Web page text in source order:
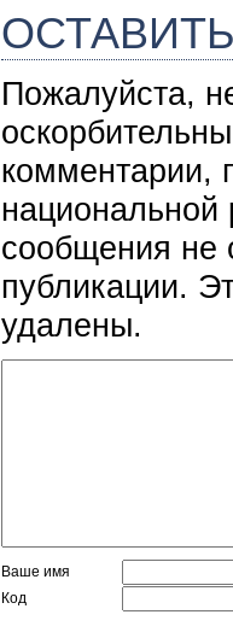
Пожалуйста,
комментарии,
национальной
сообщения не
публикации.
удалены.
Ваше имя
Код